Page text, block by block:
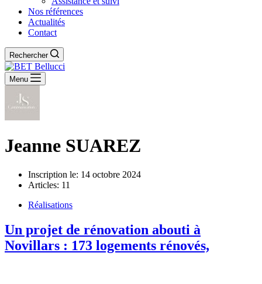
Nos références
Actualités
Contact
Rechercher
Menu
Jeanne SUAREZ
Inscription le: 14 octobre 2024
Articles: 11
Réalisations
Un projet de rénovation abouti à
Novillars : 173 logements rénovés,